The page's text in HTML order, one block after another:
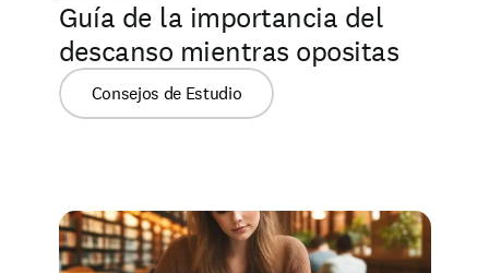
Guía de la importancia del
descanso mientras opositas
Consejos de Estudio